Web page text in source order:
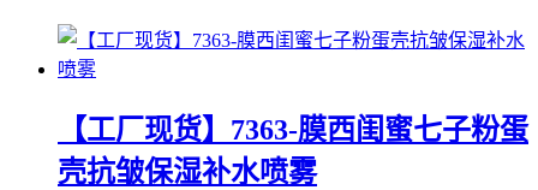
【工厂现货】7363-膜西闺蜜七子粉蛋
壳抗皱保湿补水喷雾